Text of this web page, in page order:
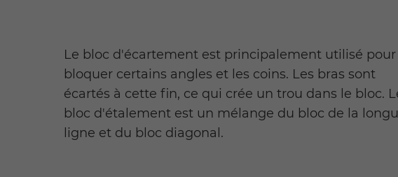
Le bloc d'écartement est principalement utilisé pour
bloquer certains angles et les coins. Les bras sont
écartés à cette fin, ce qui crée un trou dans le bloc.
bloc d'étalement est un mélange du bloc de la
ligne et du bloc diagonal.